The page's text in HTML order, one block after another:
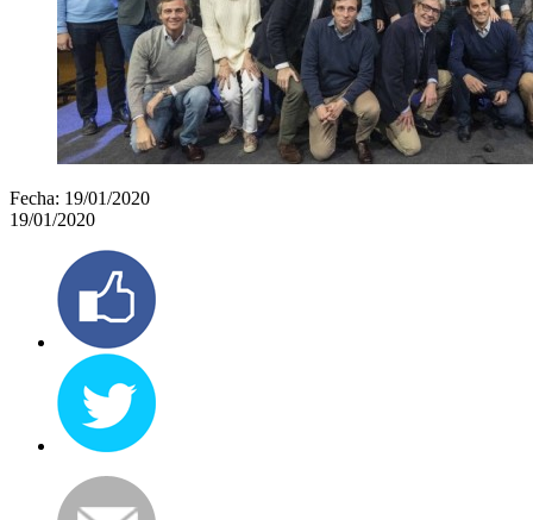
Fecha: 19/01/2020
19/01/2020